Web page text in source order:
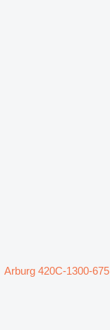
حقن صب الآلة Arburg 420C-1300-675